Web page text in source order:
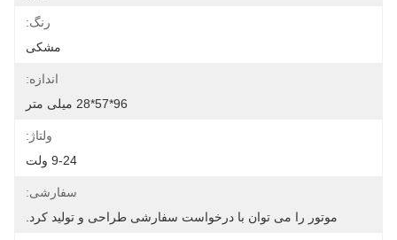
رنگ:
مشکی
اندازه:
96*57*28 میلی متر
ولتاژ:
9-24 ولت
سفارشی:
موتور را می توان با درخواست سفارشی طراحی و تولید کرد.